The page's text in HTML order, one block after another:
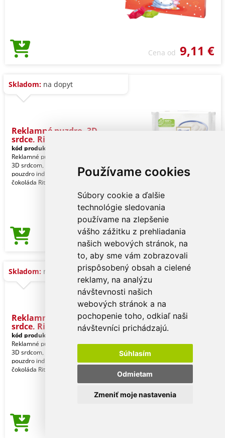
Používame cookies
Súbory cookie a ďalšie
technológie sledovania
používame na zlepšenie
vášho zážitku z prehliadania
našich webových stránok, na
to, aby sme vám zobrazovali
prispôsobený obsah a cielené
reklamy, na analýzu
návštevnosti našich
webových stránok a na
pochopenie toho, odkiaľ naši
návštevníci prichádzajú.
Súhlasím
Odmietam
Zmeniť moje nastavenia
Cena od 9,11 €
Skladom: na dopyt
Reklamné puzdro, 3D
srdce, Rit
kód produktu:
Reklamné puzdro z bielej lepenky, s
3D srdcom, ktoré možno vyklopiť,
pouzdro individuálna potlač. Obsah: 1
čokoláda Ritt
Cena od4,43 €
Skladom: na dopyt
Reklamné puzdro, 3D
srdce, Rit
kód produktu:
Reklamné puzdro z bielej lepenky, s
3D srdcom, ktoré možno vyklopiť,
pouzdro individuálna potlač. Obsah: 1
čokoláda Ritt